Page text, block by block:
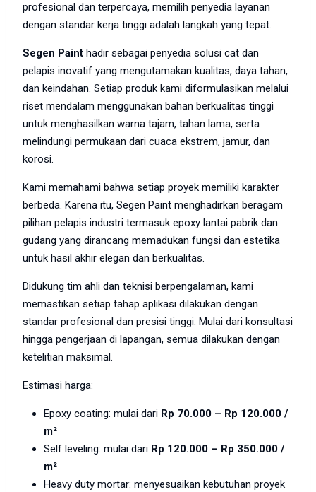
profesional dan terpercaya, memilih penyedia layanan
dengan standar kerja tinggi adalah langkah yang tepat.
Segen Paint hadir sebagai penyedia solusi cat dan
pelapis inovatif yang mengutamakan kualitas, daya tahan,
dan keindahan. Setiap produk kami diformulasikan melalui
riset mendalam menggunakan bahan berkualitas tinggi
untuk menghasilkan warna tajam, tahan lama, serta
melindungi permukaan dari cuaca ekstrem, jamur, dan
korosi.
Kami memahami bahwa setiap proyek memiliki karakter
berbeda. Karena itu, Segen Paint menghadirkan beragam
pilihan pelapis industri termasuk epoxy lantai pabrik dan
gudang yang dirancang memadukan fungsi dan estetika
untuk hasil akhir elegan dan berkualitas.
Didukung tim ahli dan teknisi berpengalaman, kami
memastikan setiap tahap aplikasi dilakukan dengan
standar profesional dan presisi tinggi. Mulai dari konsultasi
hingga pengerjaan di lapangan, semua dilakukan dengan
ketelitian maksimal.
Estimasi harga:
Epoxy coating: mulai dari Rp 70.000 – Rp 120.000 /
m²
Self leveling: mulai dari Rp 120.000 – Rp 350.000 /
m²
Heavy duty mortar: menyesuaikan kebutuhan proyek